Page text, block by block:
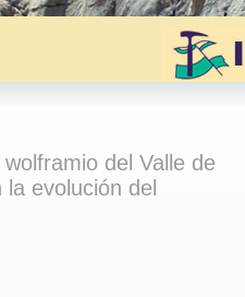
del Valle de
evolución del